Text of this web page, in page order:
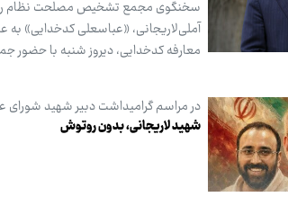
آملی‌لاریجانی، «عباسعلی
معارفه کدخدایی، دیروز شنبه با حضور
در مراسم گرامیداشت دبیر شهید
شهید لاریجانی، بدون روتوش